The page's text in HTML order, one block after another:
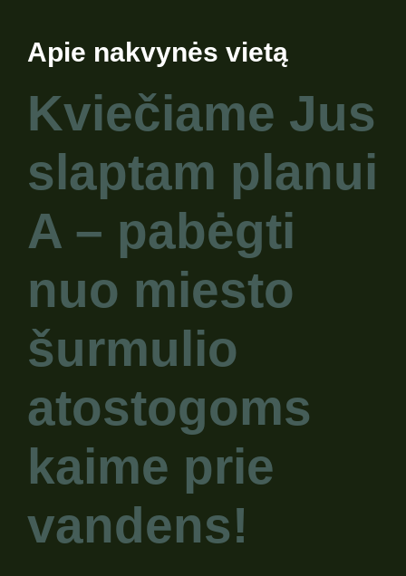
Apie nakvynės vietą
Kviečiame Jus
slaptam planui
A – pabėgti
nuo miesto
šurmulio
atostogoms
kaime prie
vandens!